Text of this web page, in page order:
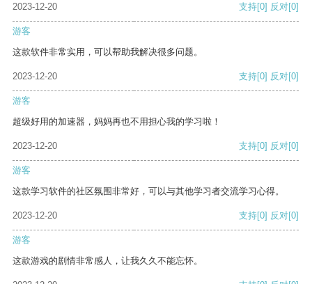
2023-12-20
支持[0] 反对[0]
游客
这款软件非常实用，可以帮助我解决很多问题。
2023-12-20 支持[0] 反对[0]
游客
超级好用的加速器，妈妈再也不用担心我的学习啦！
2023-12-20 支持[0] 反对[0]
游客
这款学习软件的社区氛围非常好，可以与其他学习者交流学习心得。
2023-12-20 支持[0] 反对[0]
游客
这款游戏的剧情非常感人，让我久久不能忘怀。